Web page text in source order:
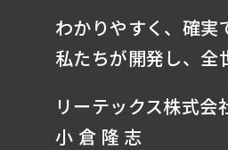
わかりやすく、確実
私たちが開発し、全
リーテックス株式会
小 倉 隆 志